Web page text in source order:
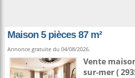
Maison 5 pièces 87 m²
Annonce gratuite du 04/08/2026.
Vente
sur-mer(